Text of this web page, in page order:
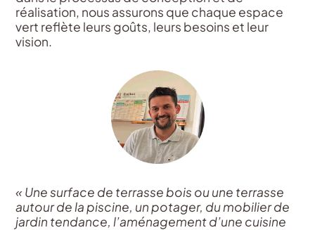
réalisation, nous assurons que chaque espace
vert reflète leurs goûts, leurs besoins et leur
vision.
« Une surface de terrasse bois ou une terrasse
autour de la piscine, un potager, du mobilier de
jardin tendance, l’aménagement d’une cuisine